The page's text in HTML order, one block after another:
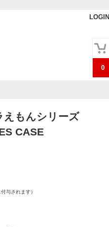
LOGIN
0
えもんシリーズ
CASE
与されます）